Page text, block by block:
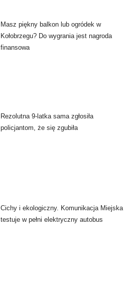
Masz piękny balkon lub ogródek w
Kołobrzegu? Do wygrania jest nagroda
finansowa
Rezolutna 9-latka sama zgłosiła
policjantom, że się zgubiła
Cichy i ekologiczny. Komunikacja Miejska
testuje w pełni elektryczny autobus